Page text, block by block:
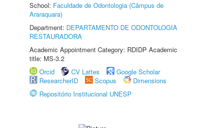
School: Faculdade de Odontologia (Câmpus de
Araraquara)
Department: DEPARTAMENTO DE ODONTOLOGIA
RESTAURADORA
Academic Appointment Category: RDIDP Academic
title: MS-3.2
Orcid
CV Lattes
Google Scholar
ResearcherID
Scopus
Dimensions
Repositório Institucional UNESP